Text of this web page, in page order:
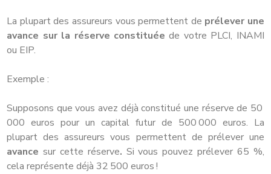
La plupart des assureurs vous permettent de prélever une
avance sur la réserve constituée de votre PLCI, INAMI
ou EIP.
Exemple :
Supposons que vous avez déjà constitué une réserve de 50
000 euros pour un capital futur de 500 000 euros. La
plupart des assureurs vous permettent de prélever une
avance sur cette réserve. Si vous pouvez prélever 65 %,
cela représente déjà 32 500 euros !